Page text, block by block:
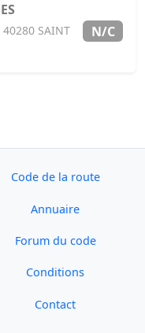
40280 SAINT
N/C
Code de la route
Annuaire
Forum du code
Conditions
Contact